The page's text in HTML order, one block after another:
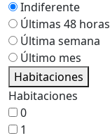
Indiferente
Últimas 48 horas
Última semana
Último mes
Habitaciones
Habitaciones
0
1